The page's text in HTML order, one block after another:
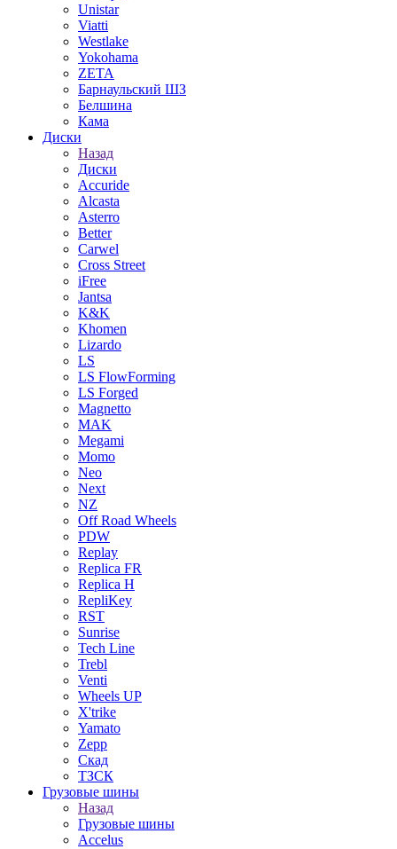
Unistar
Viatti
Westlake
Yokohama
ZETA
Барнаульский ШЗ
Белшина
Кама
Диски
Назад
Диски
Accuride
Alcasta
Asterro
Better
Carwel
Cross Street
iFree
Jantsa
K&K
Khomen
Lizardo
LS
LS FlowForming
LS Forged
Magnetto
MAK
Megami
Momo
Neo
Next
NZ
Off Road Wheels
PDW
Replay
Replica FR
Replica H
RepliKey
RST
Sunrise
Tech Line
Trebl
Venti
Wheels UP
X'trike
Yamato
Zepp
Скад
ТЗСК
Грузовые шины
Назад
Грузовые шины
Accelus